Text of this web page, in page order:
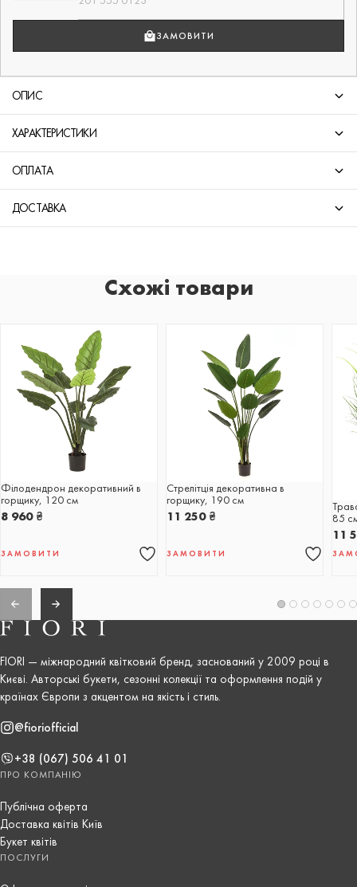
ЗАМОВИТИ
ОПИС
ХАРАКТЕРИСТИКИ
ОПЛАТА
ДОСТАВКА
Схожі товари
Філодендрон декоративний в
горщику, 120 см
8 960 ₴
ЗАМОВИТИ
Стрелітція декоративна в
горщику, 190 см
11 250 ₴
ЗАМОВИТИ
85
11
FIORI — міжнародний квітковий бренд, заснований у 2009 році в
Києві. Авторські букети, сезонні колекції та оформлення подій у
країнах Європи з акцентом на якість і стиль.
@fioriofficial
+38 (067) 506 41 01
ПРО КОМПАНІЮ
Публічна оферта
Доставка квітів Київ
Букет квітів
ПОСЛУГИ